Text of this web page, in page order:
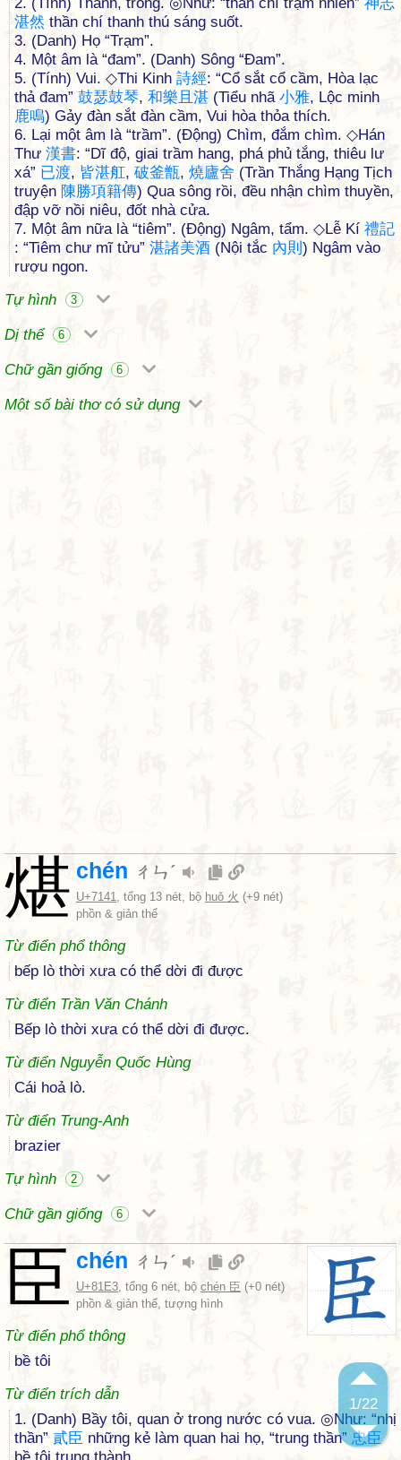
1/22
湛然 thần chí thanh thú sáng suốt.
3. (Danh) Họ “Trạm”.
4. Một âm là “đam”. (Danh) Sông “Đam”.
5. (Tính) Vui. ◇Thi Kinh 詩經: “Cổ sắt cổ cầm, Hòa lạc
thả đam” 鼓瑟鼓琴, 和樂 且湛 (Tiểu nhã 小雅, Lộc minh
鹿鳴) Gảy đàn sắt đàn cầm, Vui hòa thỏa thích.
6. Lại một âm là “trầm”. (Động) Chìm, đắm chìm. ◇Hán
Thư 漢書: “Dĩ độ, giai trầm hang, phá phủ tắng, thiêu lư
xá” 已渡, 皆湛舡, 破釜甑, 燒廬舍 (Trần Thắng Hạng Tịch
truyện 陳勝項籍傳) Qua sông rồi, đều nhận chìm thuyền,
đập vỡ nồi niêu, đốt nhà cửa.
7. Một âm nữa là “tiêm”. (Động) Ngâm, tẩm. ◇Lễ Kí 禮記
: “Tiêm chư mĩ tửu” 湛諸美酒 (Nội tắc 內則 ) Ngâm vào
rượu ngon.
Tự hình
3
Dị thể 6
Chữ gần giống 6
Một số bài thơ có sử dụng
煁 chén ㄔㄣˊ
U+7141, tổng 13 nét, bộ huǒ 火 (+9 nét)
phồn & giản thể
Từ điển phổ thông
bếp lò thời xưa có thể dời đi được
Từ điển Trần Văn Chánh
Bếp lò thời xưa có thể dời đi được.
Từ điển Nguyễn Quốc Hùng
Cái hoả lò.
Từ điển Trung-Anh
brazier
Tự hình
2
Chữ gần giống 6
臣 chén ㄔㄣˊ
U+81E3, tổng 6 nét, bộ chén 臣 (+0 nét)
phồn & giản thể, tượng hình
Từ điển phổ thông
bề tôi
Từ điển trích dẫn
1. (Danh) Bầy tôi, quan ở trong nước có vua. ◎Như: “nhị
thần” 貳臣 những kẻ làm quan hai họ, “trung thần” 忠臣